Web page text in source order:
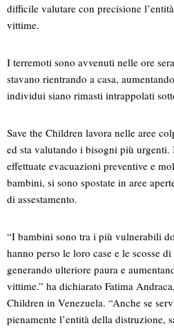
difficile valutare con precisione
vittime.
I terremoti sono avvenuti nelle ore
stavano rientrando a casa,
individui siano rimasti intrappolati
Save the Children lavora nelle aree
ed sta valutando i bisogni più urgenti.
effettuate evacuazioni preventive e
bambini, si sono spostate in aree
di assestamento.
“I bambini sono tra i più vulnerabili
hanno perso le loro case e le scosse
generando ulteriore paura e
vittime.” ha dichiarato Fatima
Children in Venezuela. “Anche se
pienamente l’entità della distruzione,